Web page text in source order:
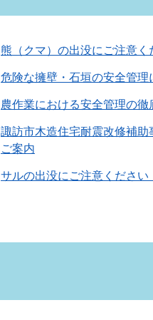
熊（クマ）の出没にご注意く
危険な擁壁・石垣の安全管理
農作業における安全管理の徹
諏訪市木造住宅耐震改修補助
ご案内
サルの出没にご注意ください